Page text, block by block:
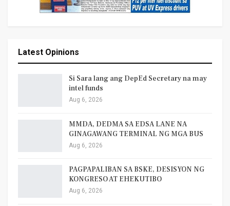
Latest Opinions
Si Sara lang ang DepEd Secretary na may
intel funds
Aug 6, 2026
MMDA, DEDMA SA EDSA LANE NA
GINAGAWANG TERMINAL NG MGA BUS
Aug 6, 2026
PAGPAPALIBAN SA BSKE, DESISYON NG
KONGRESO AT EHEKUTIBO
Aug 6, 2026